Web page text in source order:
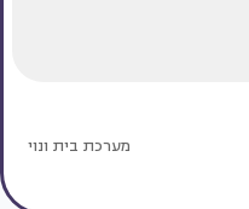
מערכת בית ונוי